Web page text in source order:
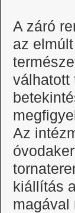
A záró
az
válhatott
Az
kiállítás
magával